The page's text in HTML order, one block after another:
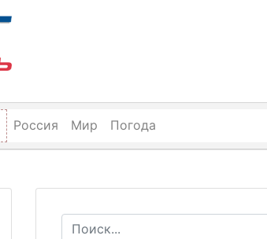
Россия Мир Погода